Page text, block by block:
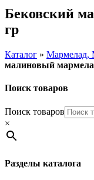
Бековский
гр
Каталог » Мармелад,
малиновый
Поиск товаров
Поиск товаров
×
Разделы каталога